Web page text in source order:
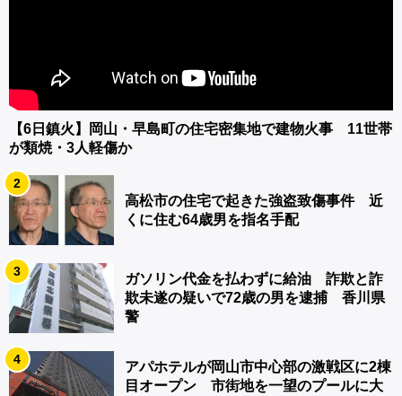
【6日鎮火】岡山・早島町の住宅密集地で建物火事 11世帯
が類焼・3人軽傷か
2
高松市の住宅で起きた強盗致傷事件 近
くに住む64歳男を指名手配
3
ガソリン代金を払わずに給油 詐欺と詐
欺未遂の疑いで72歳の男を逮捕 香川県
警
4
アパホテルが岡山市中心部の激戦区に2棟
目オープン 市街地を一望のプールに大